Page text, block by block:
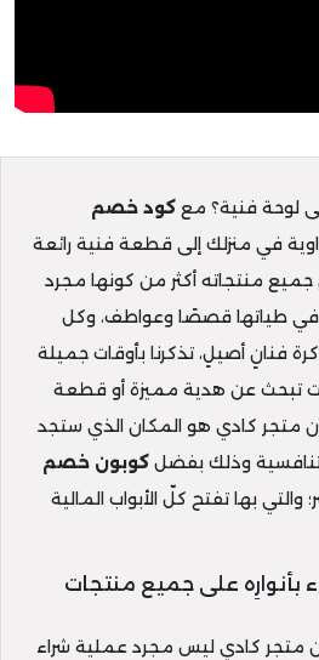
لوحة فنية؟ مع كود خصم
في منزلك إلى قطعة فنية رائعة
جميع منتجاته أكثر من كونها مجرد
في طياتها قصصًا وعواطف، وكل
أصيلٍ، تذكرنا بأوقات جميلة
تبحث عن هدية مميزة أو قطعة
متجر كادي هو المكان الذي ستجد
وذلك بفضل كوبون خصم
بها تفتح كلّ الأبواب المالية
على جميع منتجات
متجر كادي ليس مجرد عملية شراء